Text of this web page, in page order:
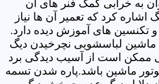
به خرابی کمک فنر های آن
اشاره کرد که تعمیر آن ها نیاز
تکنسین های آموزش دیده دارد.
لباسشویی نچرخیدن دیگ
ممکن است از آسیب دیدگی برد
موتور ماشین باشد.پاره شدن تسمه